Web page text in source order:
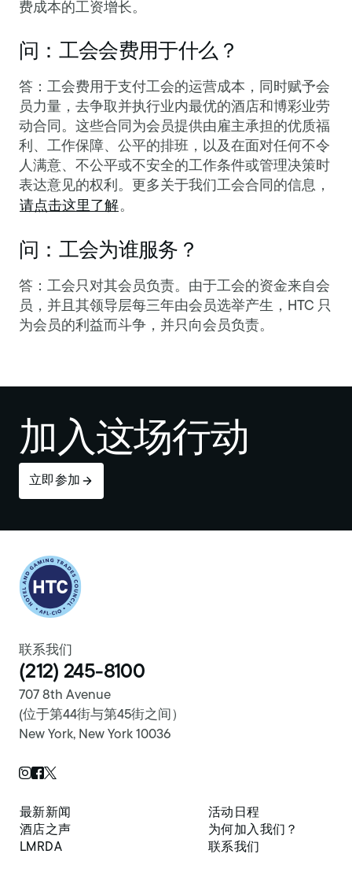
费成本的工资增长。
问：工会会费用于什么？
答：工会费用于支付工会的运营成本，同时赋予会
员力量，去争取并执行业内最优的酒店和博彩业劳
动合同。这些合同为会员提供由雇主承担的优质福
利、工作保障、公平的排班，以及在面对任何不令
人满意、不公平或不安全的工作条件或管理决策时
表达意见的权利。更多关于我们工会合同的信息，
请点击这里了解。
问：工会为谁服务？
答：工会只对其会员负责。由于工会的资金来自会
员，并且其领导层每三年由会员选举产生，HTC 只
为会员的利益而斗争，并只向会员负责。
加入这场行动
立即参加
Return to homepage
联系我们
(212) 245-8100
707 8th Avenue
(位于第44街与第45街之间）
New York, New York 10036
Instagram Page
Facebook Page
Twitter Page
最新新闻
酒店之声
LMRDA
活动日程
为何加入我们？
联系我们